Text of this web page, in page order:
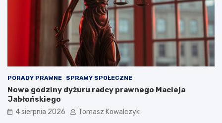
PORADY PRAWNE SPRAWY SPOŁECZNE
Nowe godziny dyżuru radcy prawnego Macieja
Jabłońskiego
4 sierpnia 2026 Tomasz Kowalczyk